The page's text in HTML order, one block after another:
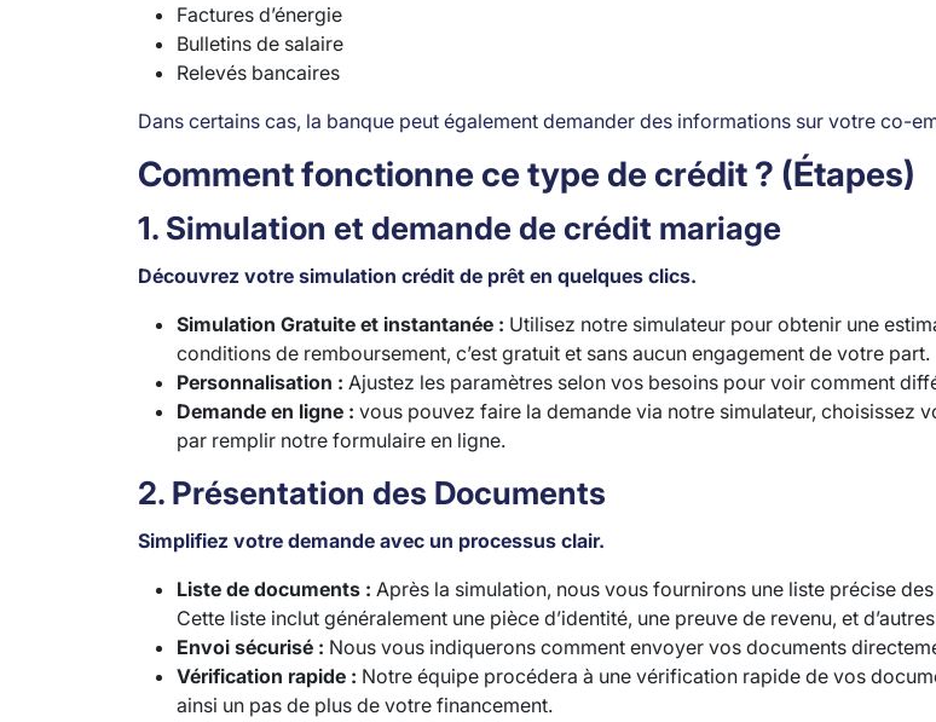
Factures d’énergie
Bulletins de salaire
Relevés bancaires
Dans certains cas, la banque peut également demander des informations sur votre co-
Comment fonctionne ce type de crédit ? (Étapes)
1. Simulation et demande de crédit mariage
Découvrez votre simulation crédit de prêt en quelques clics.
Simulation Gratuite et instantanée : Utilisez notre simulateur pour obtenir une
conditions de remboursement, c’est gratuit et sans aucun engagement de votre part.
Personnalisation : Ajustez les paramètres selon vos besoins pour voir comment
Demande en ligne : vous pouvez faire la demande via notre simulateur, choisissez
par remplir notre formulaire en ligne.
2. Présentation des Documents
Simplifiez votre demande avec un processus clair.
Liste de documents : Après la simulation, nous vous fournirons une liste précise
Cette liste inclut généralement une pièce d’identité, une preuve de revenu, et
Envoi sécurisé : Nous vous indiquerons comment envoyer vos documents
Vérification rapide : Notre équipe procédera à une vérification rapide de vos
ainsi un pas de plus de votre financement.